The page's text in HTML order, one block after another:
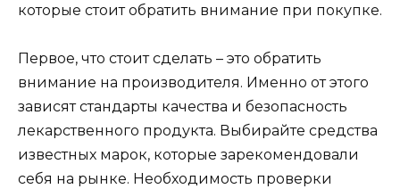
которые стоит обратить внимание при покупке.
Первое, что стоит сделать – это обратить
внимание на производителя. Именно от этого
зависят стандарты качества и безопасность
лекарственного продукта. Выбирайте средства
известных марок, которые зарекомендовали
себя на рынке. Необходимость проверки